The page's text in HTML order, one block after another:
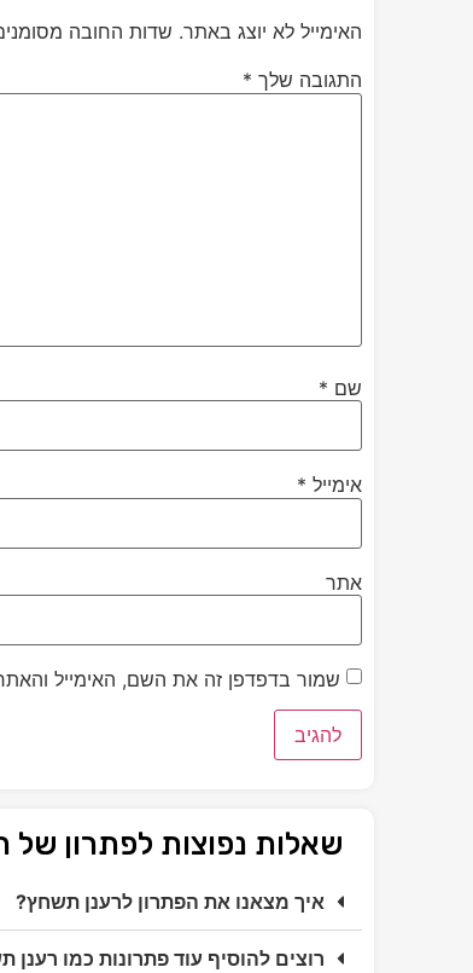
האימייל לא יוצג באתר. שדות החובה
התגובה שלך *
שם *
אימייל *
אתר
שמור בדפדפן זה את השם, האימייל
שאלות נפוצות לפתרון
איך מצאנו את הפתרון לרענן תשחץ?
רוצים להוסיף עוד פתרונות כמו רענן